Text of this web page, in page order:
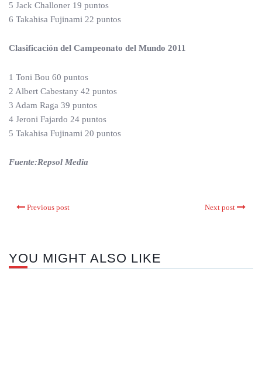
5 Jack Challoner 19 puntos
6 Takahisa Fujinami 22 puntos
Clasificación del Campeonato del Mundo 2011
1 Toni Bou 60 puntos
2 Albert Cabestany 42 puntos
3 Adam Raga 39 puntos
4 Jeroni Fajardo 24 puntos
5 Takahisa Fujinami 20 puntos
Fuente:Repsol Media
Previous post Next post
YOU MIGHT ALSO LIKE